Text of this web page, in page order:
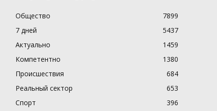
Общество
7899
7 дней
5437
Актуально
1459
Компетентно
1380
Происшествия
684
Реальный сектор
653
Спорт
396